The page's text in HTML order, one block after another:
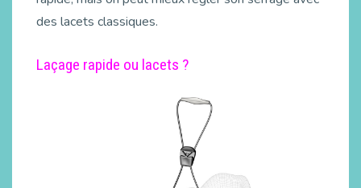
des lacets classiques.
Laçage rapide ou lacets ?